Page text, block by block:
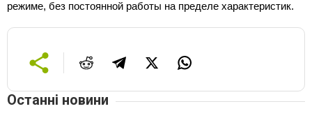
режиме, без постоянной работы на пределе характеристик.
Останні новини